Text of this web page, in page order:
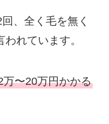
、全く毛を無く
れています。
〜20万円かかる